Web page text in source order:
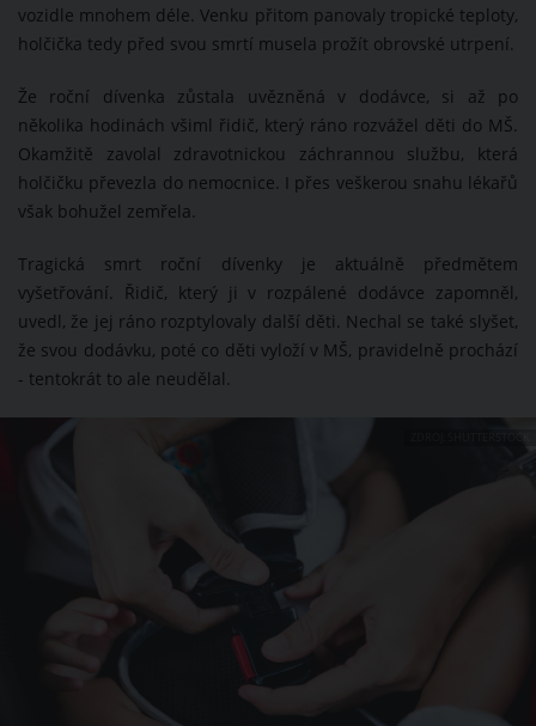
vozidle mnohem déle. Venku přitom panovaly tropické teploty,
holčička tedy před svou smrtí musela prožít obrovské utrpení.
Že roční dívenka zůstala uvězněná v dodávce, si až po
několika hodinách všiml řidič, který ráno rozvážel děti do MŠ.
Okamžitě zavolal zdravotnickou záchrannou službu, která
holčičku převezla do nemocnice. I přes veškerou snahu lékařů
však bohužel zemřela.
Tragická smrt roční dívenky je aktuálně předmětem
vyšetřování. Řidič, který ji v rozpálené dodávce zapomněl,
uvedl, že jej ráno rozptylovaly další děti. Nechal se také slyšet,
že svou dodávku, poté co děti vyloží v MŠ, pravidelně prochází
- tentokrát to ale neudělal.